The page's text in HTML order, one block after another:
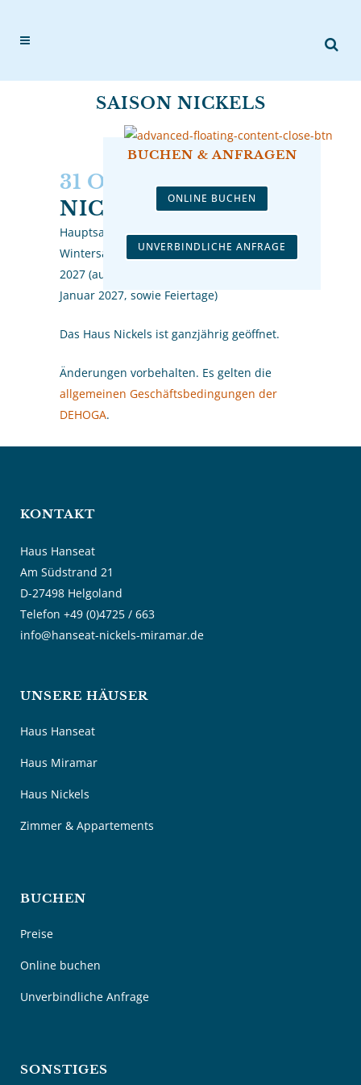
SAISON NICKELS
31 OKT.
SAISON
NICKELS
Hauptsaison: 1. April bis 1. November 2026
Wintersaison: 1. November 2026 bis 1. April
2027 (außer 23. Dezember 2026 bis 03.
Januar 2027, sowie Feiertage)
Das Haus Nickels ist ganzjährig geöffnet.
Änderungen vorbehalten. Es gelten die
allgemeinen Geschäftsbedingungen der
DEHOGA.
KONTAKT
Haus Hanseat
Am Südstrand 21
D-27498 Helgoland
Telefon +49 (0)4725 / 663
info@hanseat-nickels-miramar.de
UNSERE HÄUSER
Haus Hanseat
Haus Miramar
Haus Nickels
Zimmer & Appartements
BUCHEN
Preise
Online buchen
Unverbindliche Anfrage
SONSTIGES
BUCHEN & ANFRAGEN
ONLINE BUCHEN
UNVERBINDLICHE ANFRAGE